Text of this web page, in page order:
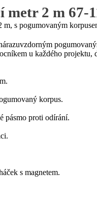
metr 2 m 67-
m, s pogumovaným
u každého projektu,
korpus.
pásmo proti odírání.
s magnetem.